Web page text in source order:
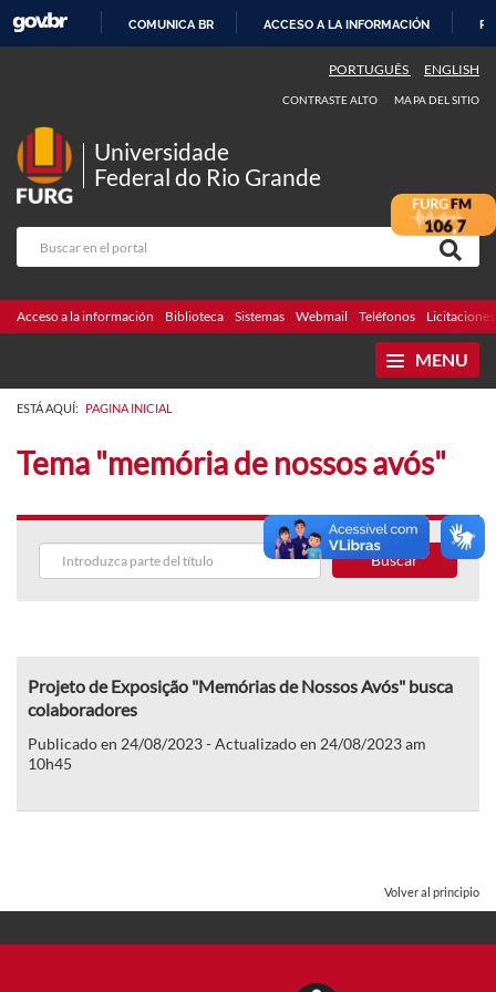
CONTENIDO
COMUNICA BR ACCESO A LA INFORMACIÓN
PORTUGUÊS ENGLISH
CONTRASTE ALTO MAPA DEL SITIO
Universidade
Federal do Rio Grande
Acceso a la información Biblioteca Sistemas Webmail Teléfonos Licitaciones
MENU
ESTÁ AQUÍ: PAGINA INICIAL
Tema "memória de nossos avós"
Buscar
Projeto de Exposição "Memórias de Nossos Avós" busca
colaboradores
Publicado en 24/08/2023 - Actualizado en 24/08/2023 am
10h45
Volver al principio